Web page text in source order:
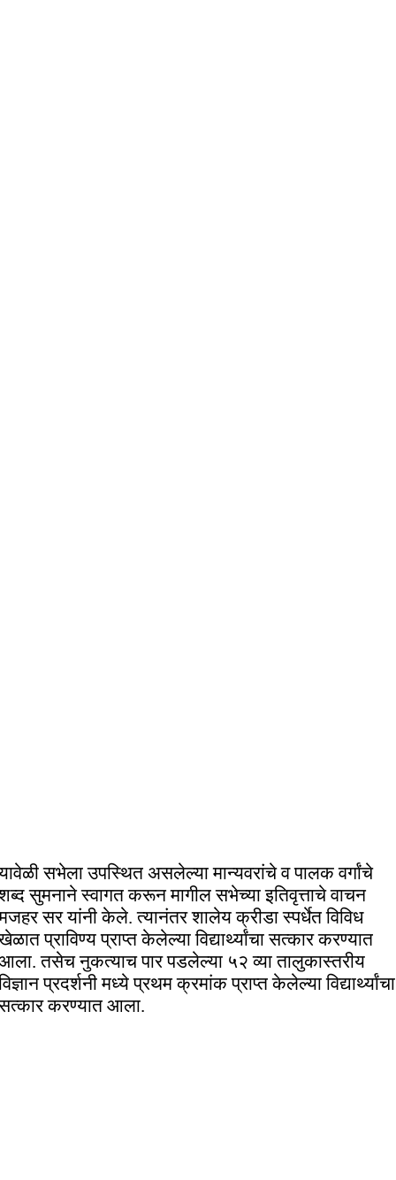
सभेला उपस्थित असलेल्या मान्यवरांचे व पालक वर्गांचे
सुमनाने स्वागत करून मागील सभेच्या इतिवृत्ताचे वाचन
सर यांनी केले. त्यानंतर शालेय क्रीडा स्पर्धेत विविध
प्राविण्य प्राप्त केलेल्या विद्यार्थ्यांचा सत्कार करण्यात
तसेच नुकत्याच पार पडलेल्या ५२ व्या तालुकास्तरीय
प्रदर्शनी मध्ये प्रथम क्रमांक प्राप्त केलेल्या विद्यार्थ्यांचा
करण्यात आला.